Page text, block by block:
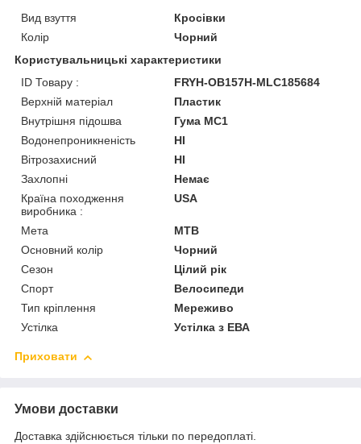
Вид взуття
Кросівки
Колір
Чорний
Користувальницькі характеристики
ID Товару :
FRYH-OB157H-MLC185684
Верхній матеріал
Пластик
Внутрішня підошва
Гума MC1
Водонепроникненість
HI
Вітрозахисний
HI
Захлопні
Немає
Країна походження
виробника :
USA
Мета
MTB
Основний колір
Чорний
Сезон
Цілий рік
Спорт
Велосипеди
Тип кріплення
Мереживо
Устілка
Устілка з ЕВА
Приховати
Умови доставки
Доставка здійснюється тільки по передоплаті.